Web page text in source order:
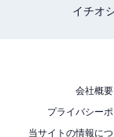
イチオ
会社概要
プライバシー
当サイトの情報に